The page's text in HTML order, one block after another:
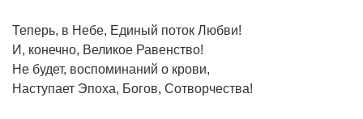
Теперь, в Небе, Единый поток Любви!
И, конечно, Великое Равенство!
Не будет, воспоминаний о крови,
Наступает Эпоха, Богов, Сотворчества!